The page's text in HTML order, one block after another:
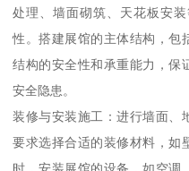
处理、墙面砌筑、天花板安
性。搭建展馆的主体结构，包
结构的安全性和承重能力，保
安全隐患。
装修与安装施工：进行墙面、
要求选择合适的装修材料，如